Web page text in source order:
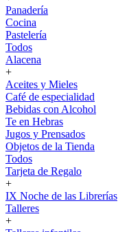
Panadería
Cocina
Pastelería
Todos
Alacena
+
Aceites y Mieles
Café de especialidad
Bebidas con Alcohol
Te en Hebras
Jugos y Prensados
Objetos de la Tienda
Todos
Tarjeta de Regalo
+
IX Noche de las Librerías
Talleres
+